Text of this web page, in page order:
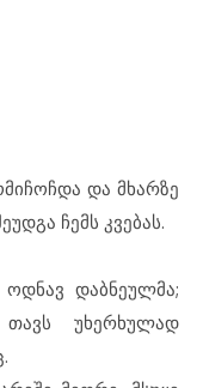
და მხარზე
ჩემს კვებას.
დაბნეულმა;
უხერხულად